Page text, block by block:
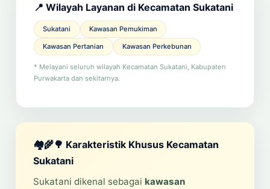
📍 Wilayah Layanan di Kecamatan Sukatani
Sukatani Kawasan Pemukiman
Kawasan Pertanian Kawasan Perkebunan
* Melayani seluruh wilayah Kecamatan Sukatani, Kabupaten
Purwakarta dan sekitarnya.
🏘️🌾🌳 Karakteristik Khusus Kecamatan
Sukatani
Sukatani dikenal sebagai kawasan